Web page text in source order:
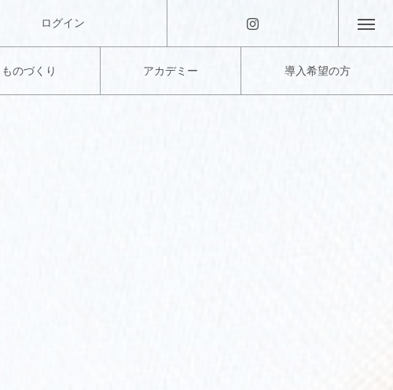
ものづくり アカデミー 導入希望の方
ログイン